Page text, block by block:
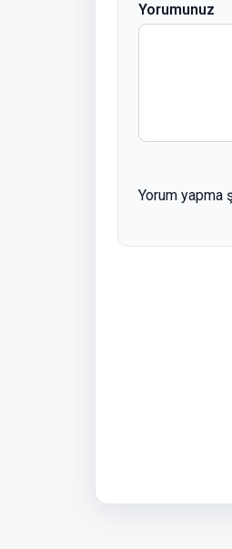
Yorumunuz
Yorum yapma